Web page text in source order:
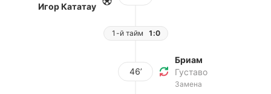
Игор Кататау
1-й тайм 1:0
46’
Бриам
Густаво
Замена